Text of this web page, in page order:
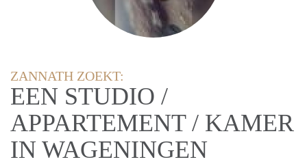
ZANNATH ZOEKT:
EEN STUDIO /
APPARTEMENT / KAMER
IN WAGENINGEN